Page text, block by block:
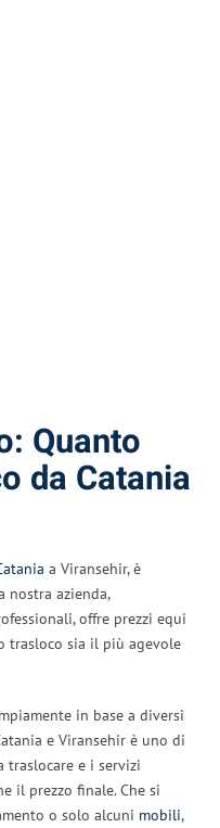
Quanto
da Catania
a Viransehir, è
nostra azienda,
offre prezzi equi
trasloco sia il più agevole
in base a diversi
e Viransehir è uno di
traslocare e i servizi
il prezzo finale. Che si
o solo alcuni mobili,